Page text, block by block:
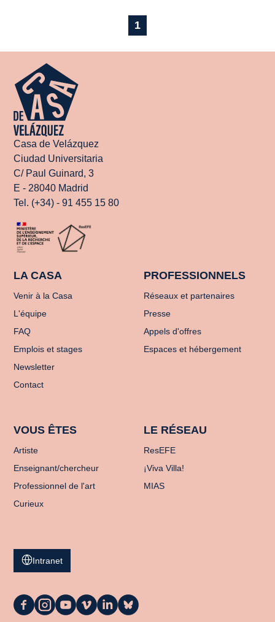
1
Casa de Velázquez
Ciudad Universitaria
C/ Paul Guinard, 3
E - 28040 Madrid
Tel. (+34) - 91 455 15 80
LA CASA
Venir à la Casa
L'équipe
FAQ
Emplois et stages
Newsletter
Contact
PROFESSIONNELS
Réseaux et partenaires
Presse
Appels d'offres
Espaces et hébergement
VOUS ÊTES
Artiste
Enseignant/chercheur
Professionnel de l'art
Curieux
LE RÉSEAU
ResEFE
¡Viva Villa!
MIAS
Intranet
La
La
La
La
La
La